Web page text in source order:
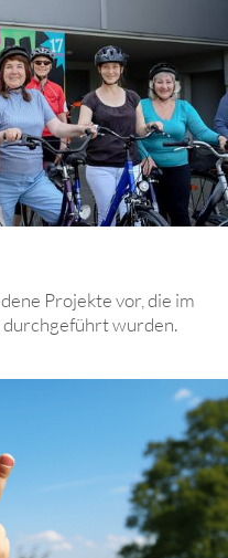
Projekte vor, die im
wurden.